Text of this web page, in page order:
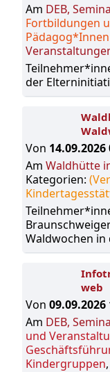
Am DEB,
Fortbildungen
der
Von 14.09.2026
Am Waldhütte
Kategorien:
Waldwochen
web
Von 09.09.2026
Am DEB,
und
Kindergruppen,